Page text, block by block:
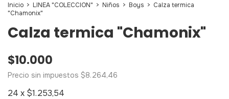
Inicio > LINEA "COLECCION" > Niños > Boys > Calza termica
"Chamonix"
Calza termica "Chamonix"
$10.000
Precio sin impuestos $8.264,46
24 x $1.253,54